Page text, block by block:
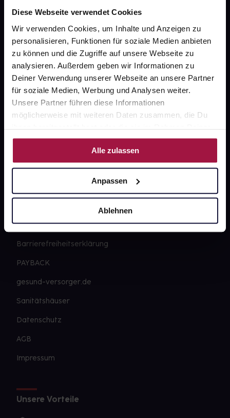
Diese Webseite verwendet Cookies
Wir verwenden Cookies, um Inhalte und Anzeigen zu
personalisieren, Funktionen für soziale Medien anbieten
zu können und die Zugriffe auf unsere Webseite zu
analysieren. Außerdem geben wir Informationen zu
Deiner Verwendung unserer Webseite an unsere Partner
für soziale Medien, Werbung und Analysen weiter.
Unsere Partner führen diese Informationen
möglicherweise mit weiteren Daten zusammen, die Du
ihnen bereitgestellt hast oder die sie im Rahmen Deiner
Nutzung der Dienste gesammelt haben.
Alle zulassen
Anpassen
Ablehnen
Fragen zu Deiner Bestellung?
Kontakt
FAQ
Widerrufsformular
gesund.de
Newsletter
Barrierefreiheitserklärung
PAYBACK
gesund-versorger.de
Sanitätshäuser
Datenschutz
AGB
Impressum
Unsere Vorteile